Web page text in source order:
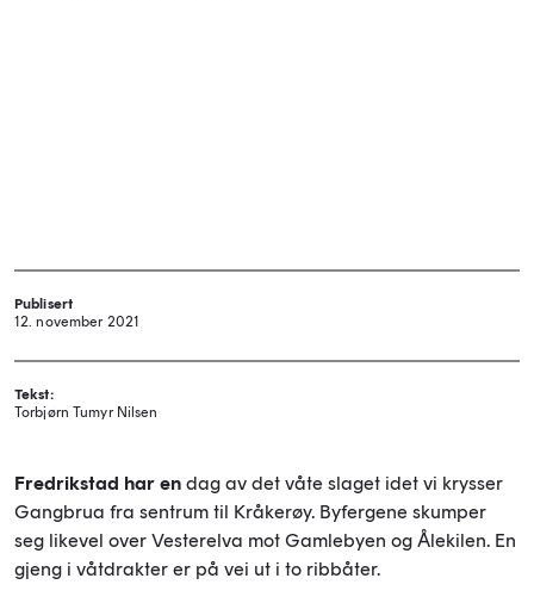
Publisert
12. november 2021
Tekst:
Torbjørn Tumyr Nilsen
Fredrikstad har en dag av det våte slaget idet vi krysser
Gangbrua fra sentrum til Kråkerøy. Byfergene skumper
seg likevel over Vesterelva mot Gamlebyen og Ålekilen. En
gjeng i våtdrakter er på vei ut i to ribbåter.